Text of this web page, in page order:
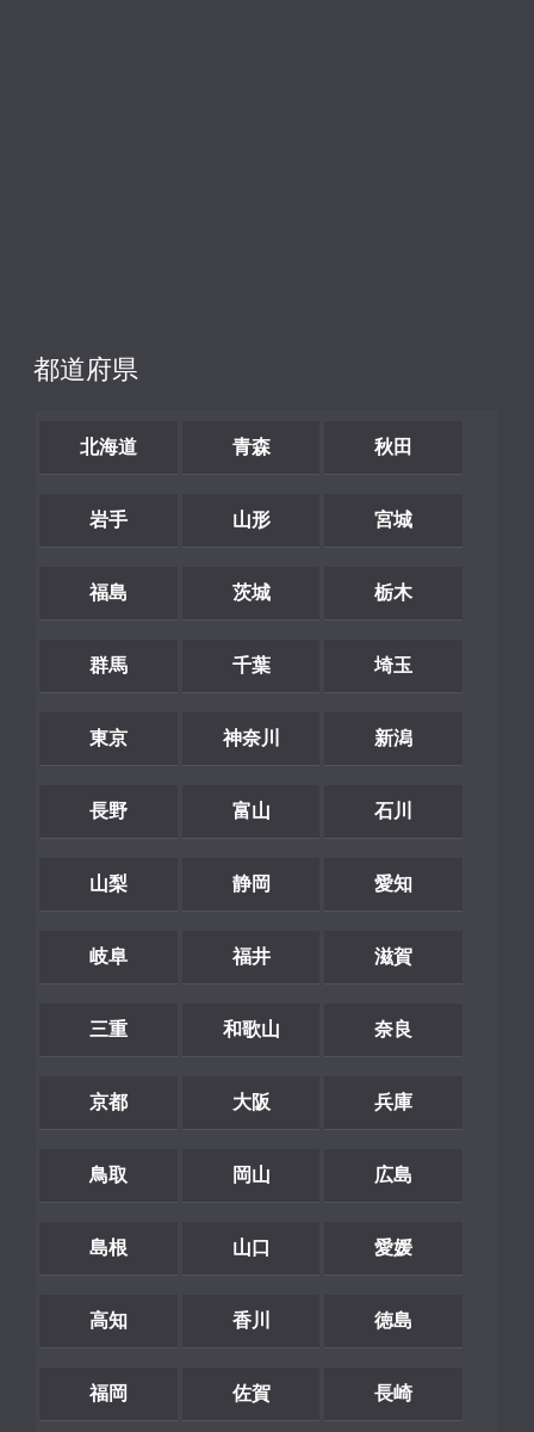
都道府県
北海道 青森 秋田
岩手 山形 宮城
福島 茨城 栃木
群馬 千葉 埼玉
東京 神奈川 新潟
長野 富山 石川
山梨 静岡 愛知
岐阜 福井 滋賀
三重 和歌山 奈良
京都 大阪 兵庫
鳥取 岡山 広島
島根 山口 愛媛
高知 香川 徳島
福岡 佐賀 長崎